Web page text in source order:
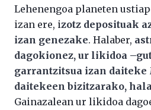
Lehenengoa planeten
izan ere, izotz deposituak
izan genezake. Halaber,
dagokionez, ur likidoa
garrantzitsua izan daiteke
daitekeen bizitzarako,
Gainazalean ur likidoa